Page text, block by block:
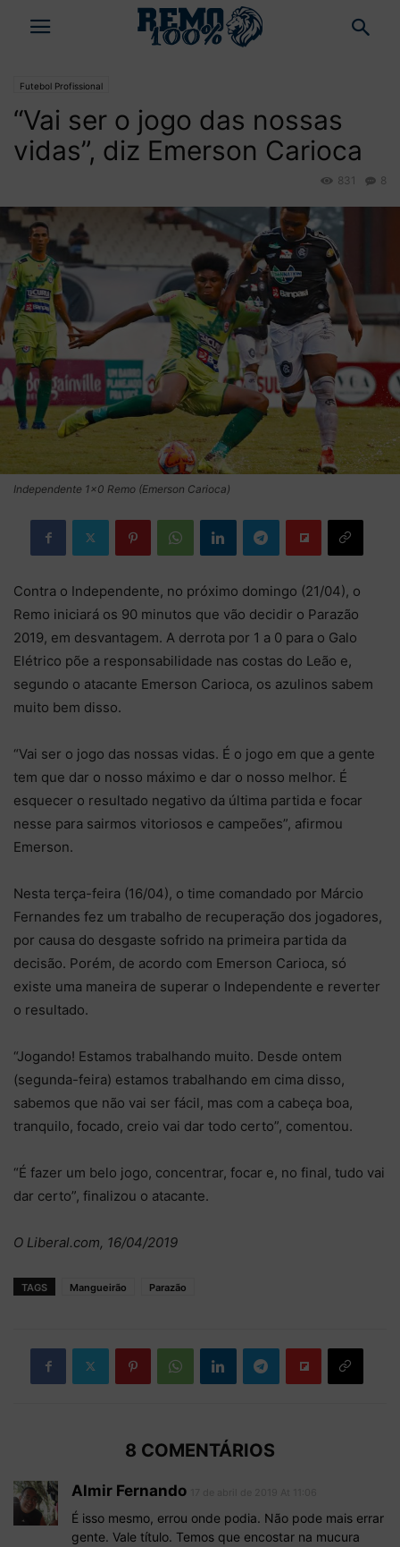
Futebol Profissional
“Vai ser o jogo das nossas
vidas”, diz Emerson Carioca
8
831
Independente 1x0 Remo (Emerson Carioca)
Contra o Independente, no próximo domingo (21/04), o
Remo iniciará os 90 minutos que vão decidir o Parazão
2019, em desvantagem. A derrota por 1 a 0 para o Galo
Elétrico põe a responsabilidade nas costas do Leão e,
segundo o atacante Emerson Carioca, os azulinos sabem
muito bem disso.
“Vai ser o jogo das nossas vidas. É o jogo em que a gente
tem que dar o nosso máximo e dar o nosso melhor. É
esquecer o resultado negativo da última partida e focar
nesse para sairmos vitoriosos e campeões”, afirmou
Emerson.
Nesta terça-feira (16/04), o time comandado por Márcio
Fernandes fez um trabalho de recuperação dos jogadores,
por causa do desgaste sofrido na primeira partida da
decisão. Porém, de acordo com Emerson Carioca, só
existe uma maneira de superar o Independente e reverter
o resultado.
“Jogando! Estamos trabalhando muito. Desde ontem
(segunda-feira) estamos trabalhando em cima disso,
sabemos que não vai ser fácil, mas com a cabeça boa,
tranquilo, focado, creio vai dar todo certo”, comentou.
“É fazer um belo jogo, concentrar, focar e, no final, tudo vai
dar certo”, finalizou o atacante.
O Liberal.com, 16/04/2019
TAGS Mangueirão Parazão
8 COMENTÁRIOS
Almir Fernando
É isso mesmo, errou onde podia. Não pode mais errar
gente. Vale título. Temos que encostar na mucura